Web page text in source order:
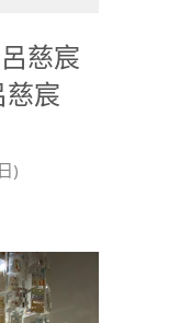
號]
蔡
孟
慈宸
宸
)